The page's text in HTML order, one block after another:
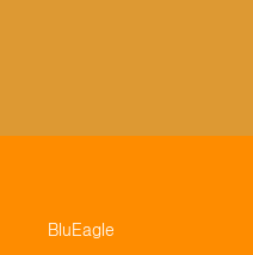
BluEagle